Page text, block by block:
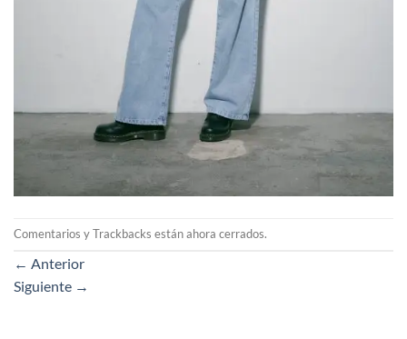
Comentarios y Trackbacks están ahora cerrados.
← Anterior
Siguiente →